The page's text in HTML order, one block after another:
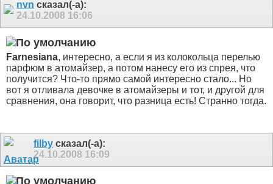
nvn сказал(-а):
24.10.2008 16:06
Farnesiana, интересно, а если я из колокольца перелью
парфюм в атомайзер, а потом нанесу его из спрея, что
получится? Что-то прямо самой интересно стало... Но
вот я отливала девочке в атомайзеры и тот, и другой для
сравнения, она говорит, что разница есть! Странно тогда.
filby сказал(-а):
24.10.2008 16:09